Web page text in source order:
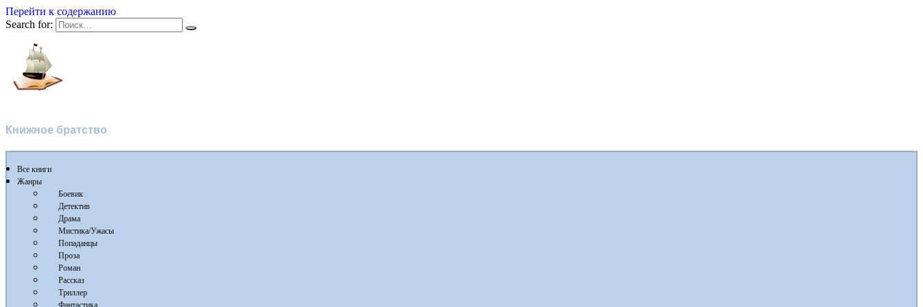
Перейти к содержанию
Search for:
Книжное братство
Все книги
Жанры
Боевик
Детектив
Драма
Мистика/Ужасы
Попаданцы
Проза
Роман
Рассказ
Триллер
Фантастика